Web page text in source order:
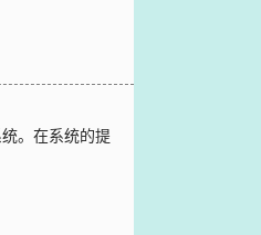
。在系统的提